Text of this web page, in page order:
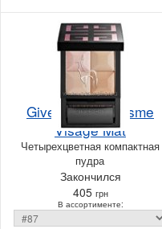
Givenchy Le Prisme
Visage Mat
Четырехцветная компактная
пудра
Закончился
405 грн
В ассортименте: